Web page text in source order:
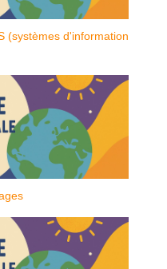
(systèmes d'information